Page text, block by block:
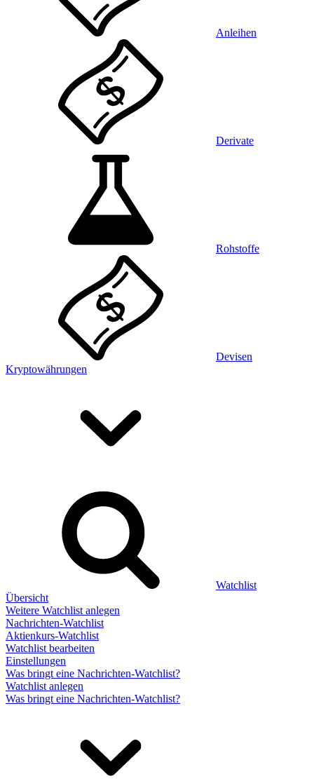
Anleihen
Derivate
Rohstoffe
Devisen
Kryptowährungen
Watchlist
Übersicht
Weitere Watchlist anlegen
Nachrichten-Watchlist
Aktienkurs-Watchlist
Watchlist bearbeiten
Einstellungen
Was bringt eine Nachrichten-Watchlist?
Watchlist anlegen
Was bringt eine Nachrichten-Watchlist?